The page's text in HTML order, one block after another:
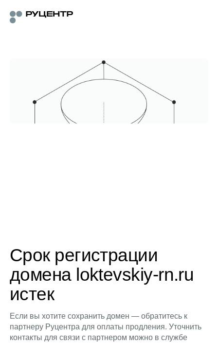
Срок регистрации
домена loktevskiy-rn.ru
истек
Если вы хотите сохранить домен — обратитесь к
партнеру Руцентра для оплаты продления. Уточнить
контакты для связи с партнером можно в службе